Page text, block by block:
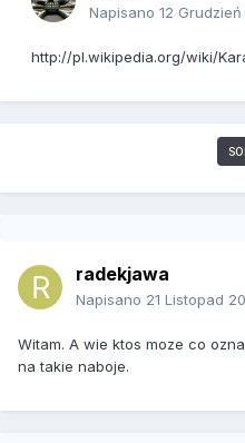
Napisano 12
http://pl.wikipedia.org/wiki/
radekjawa
Napisano 21 Listopad
Witam. A wie ktos moze co
na takie naboje.